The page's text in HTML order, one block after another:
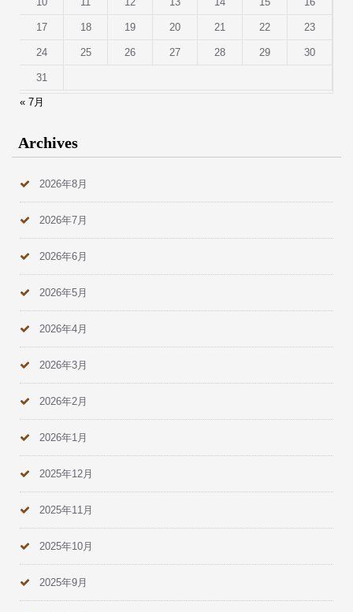
17 18 19 20 21 22 23
24 25 26 27 28 29 30
31
« 7月
Archives
2026年8月
2026年7月
2026年6月
2026年5月
2026年4月
2026年3月
2026年2月
2026年1月
2025年12月
2025年11月
2025年10月
2025年9月